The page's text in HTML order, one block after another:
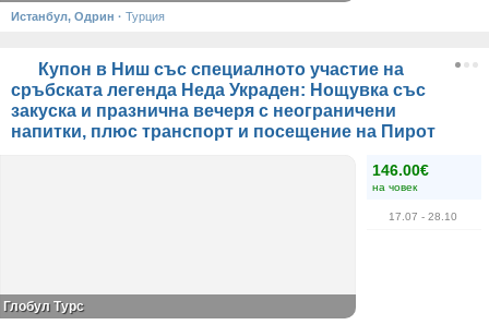
Истанбул, Одрин · Турция
Купон в Ниш със специалното участие на
сръбската легенда Неда Украден: Нощувка със
закуска и празнична вечеря с неограничени
напитки, плюс транспорт и посещение на Пирот
146.00€
на човек
17.07 - 28.10
Глобул Турс